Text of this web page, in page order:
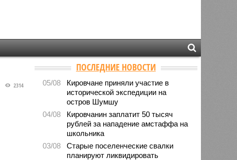
2314
ПОСЛЕДНИЕ НОВОСТИ
05/08
Кировчане приняли участие в
исторической экспедиции на
остров Шумшу
04/08
Кировчанин заплатит 50 тысяч
рублей за нападение амстаффа на
школьника
03/08
Старые поселенческие свалки
планируют ликвидировать